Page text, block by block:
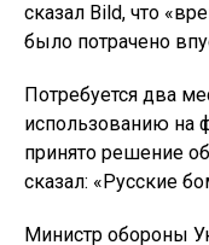
сказал Bild, что
было потрачено
Потребуется два
использованию на
принято решение
сказал: «Русские
Министр обороны